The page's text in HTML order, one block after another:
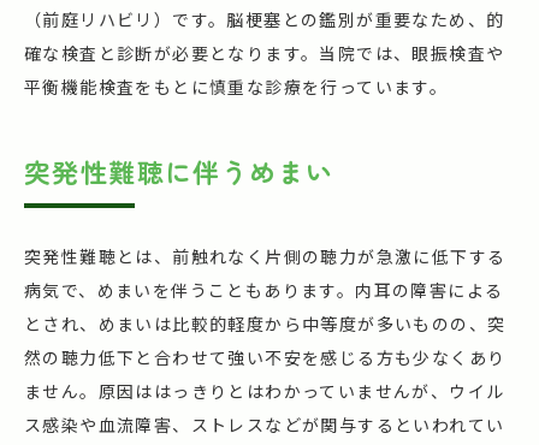
（前庭リハビリ）です。脳梗塞との鑑別が重要なため、的
確な検査と診断が必要となります。当院では、眼振検査や
平衡機能検査をもとに慎重な診療を行っています。
突発性難聴に伴うめまい
突発性難聴とは、前触れなく片側の聴力が急激に低下する
病気で、めまいを伴うこともあります。内耳の障害による
とされ、めまいは比較的軽度から中等度が多いものの、突
然の聴力低下と合わせて強い不安を感じる方も少なくあり
ません。原因ははっきりとはわかっていませんが、ウイル
ス感染や血流障害、ストレスなどが関与するといわれてい